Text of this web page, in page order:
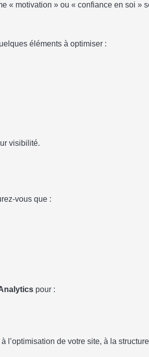
« motivation » ou « confiance en soi »
éléments à optimiser :
visibilité.
vous que :
pour :
de votre site, à la